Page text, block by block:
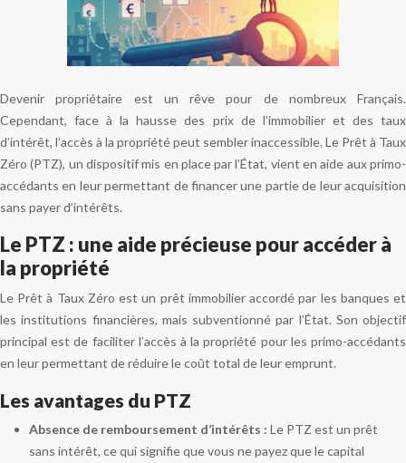
Devenir propriétaire est un rêve pour de nombreux Français.
Cependant, face à la hausse des prix de l’immobilier et des taux
d’intérêt, l’accès à la propriété peut sembler inaccessible. Le Prêt à Taux
Zéro (PTZ), un dispositif mis en place par l’État, vient en aide aux primo-
accédants en leur permettant de financer une partie de leur acquisition
sans payer d’intérêts.
Le PTZ : une aide précieuse pour accéder à
la propriété
Le Prêt à Taux Zéro est un prêt immobilier accordé par les banques et
les institutions financières, mais subventionné par l’État. Son objectif
principal est de faciliter l’accès à la propriété pour les primo-accédants
en leur permettant de réduire le coût total de leur emprunt.
Les avantages du PTZ
Absence de remboursement d’intérêts : Le PTZ est un prêt
sans intérêt, ce qui signifie que vous ne payez que le capital